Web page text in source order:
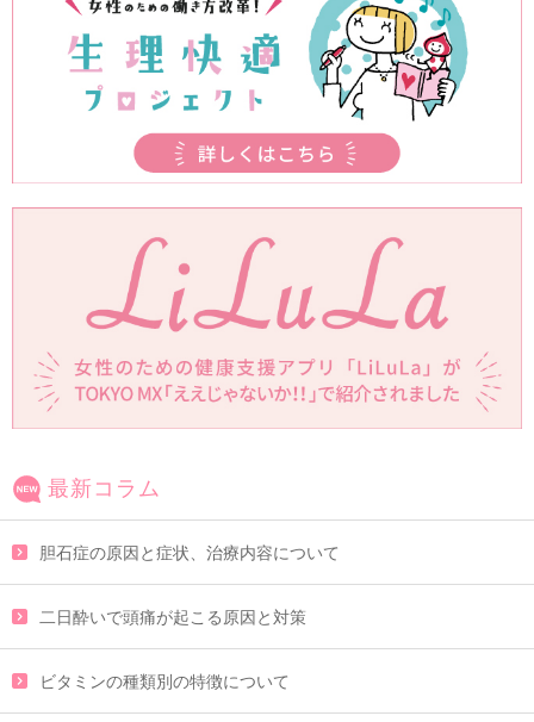
最新コラム
胆石症の原因と症状、治療内容について
二日酔いで頭痛が起こる原因と対策
ビタミンの種類別の特徴について